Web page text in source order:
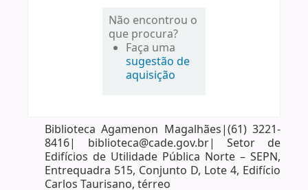
Não encontrou o
que procura?
Faça uma
sugestão de
aquisição
Biblioteca Agamenon Magalhães|(61) 3221-
8416| biblioteca@cade.gov.br| Setor de
Edifícios de Utilidade Pública Norte – SEPN,
Entrequadra 515, Conjunto D, Lote 4, Edifício
Carlos Taurisano, térreo